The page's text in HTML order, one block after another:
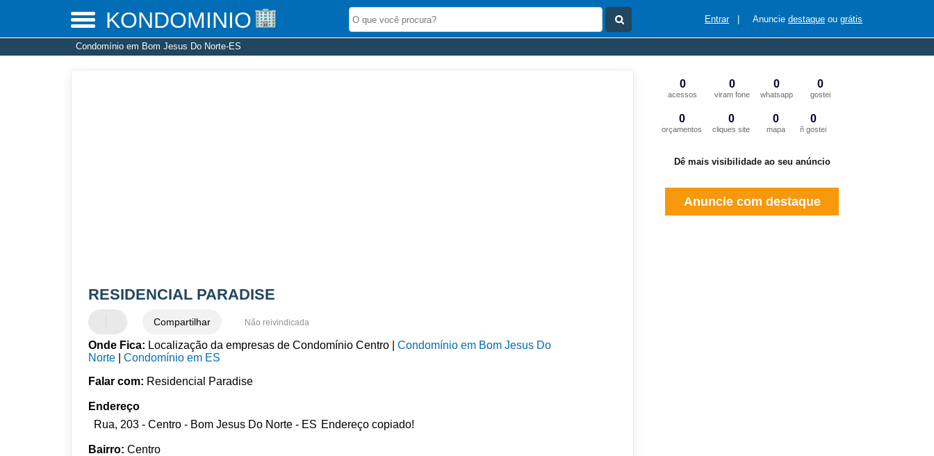
KONDOMINIO Entrar Anuncie destaque ou grátis
Condomínio em Bom Jesus Do Norte-ES
RESIDENCIAL PARADISE
Compartilhar Não reivindicada
Onde Fica: Localização da empresas de Condomínio Centro |Condomínio em Bom Jesus Do
Norte |Condomínio em ES
Falar com: Residencial Paradise
Endereço
Rua, 203 - Centro - Bom Jesus Do Norte - ES Endereço copiado!
Bairro: Centro
0
acessos
0
viram fone
0
whatsapp
0
gostei
0
orçamentos
0
cliques site
0
mapa
0
ñ gostei
Dê mais visibilidade ao seu anúncio
Anuncie com destaque